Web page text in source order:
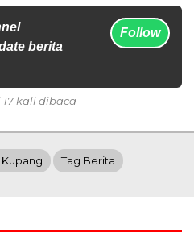
berita
Follow
kali dibaca
Tag Berita